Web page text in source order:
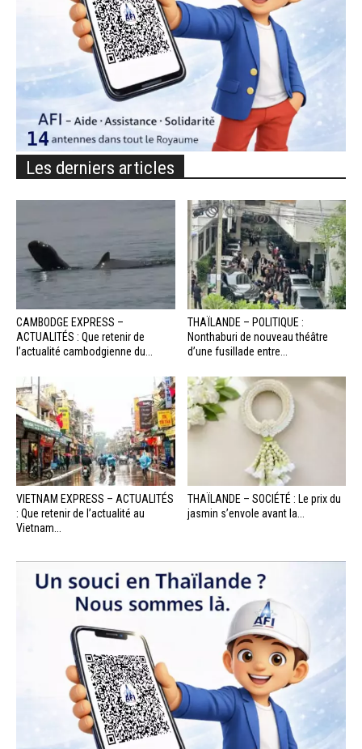
Les derniers articles
CAMBODGE EXPRESS –
ACTUALITÉS : Que retenir de
l’actualité cambodgienne du...
THAÏLANDE – POLITIQUE :
Nonthaburi de nouveau théâtre
d’une fusillade entre...
VIETNAM EXPRESS – ACTUALITÉS
: Que retenir de l’actualité au
Vietnam...
THAÏLANDE – SOCIÉTÉ : Le prix du
jasmin s’envole avant la...